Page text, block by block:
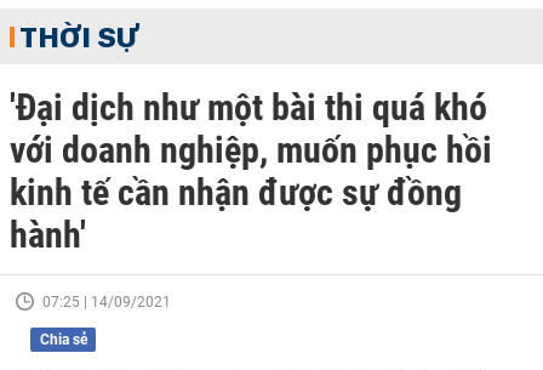
THỜI SỰ
'Đại dịch như một bài thi quá khó
với doanh nghiệp, muốn phục hồi
kinh tế cần nhận được sự đồng
hành'
07:25 | 14/09/2021
Chia sẻ